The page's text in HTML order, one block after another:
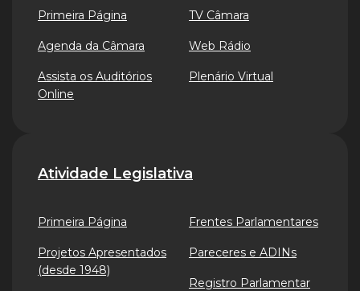
Primeira Página
Agenda da Câmara
Assista os Auditórios
Online
TV Câmara
Web Rádio
Plenário Virtual
Atividade Legislativa
Primeira Página
Projetos Apresentados
(desde 1948)
Frentes Parlamentares
Pareceres e ADINs
Registro Parlamentar